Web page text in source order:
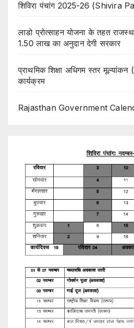
शिविरा पंचांग 2025-26 (Shivira
लाडो प्रोत्साहन योजना के तहत
1.50 लाख का अनुदान देगी सरकार
प्राथमिक शिक्षा अधिगम स्तर मूल्यांकन
कार्यक्रम
Rajasthan Government